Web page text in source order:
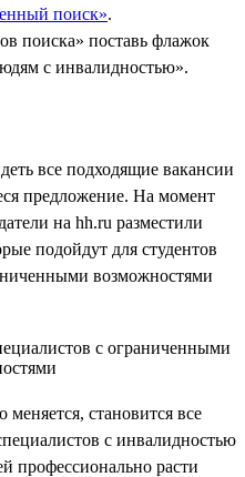
поиск».
поиска» поставь флажок
с инвалидностью».
все подходящие вакансии
предложение. На момент
на hh.ru разместили
подойдут для студентов
возможностями
становится все
с инвалидностью
профессионально расти